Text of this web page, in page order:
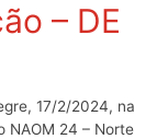
– DE
17/2/2024, na
NAOM 24 – Norte